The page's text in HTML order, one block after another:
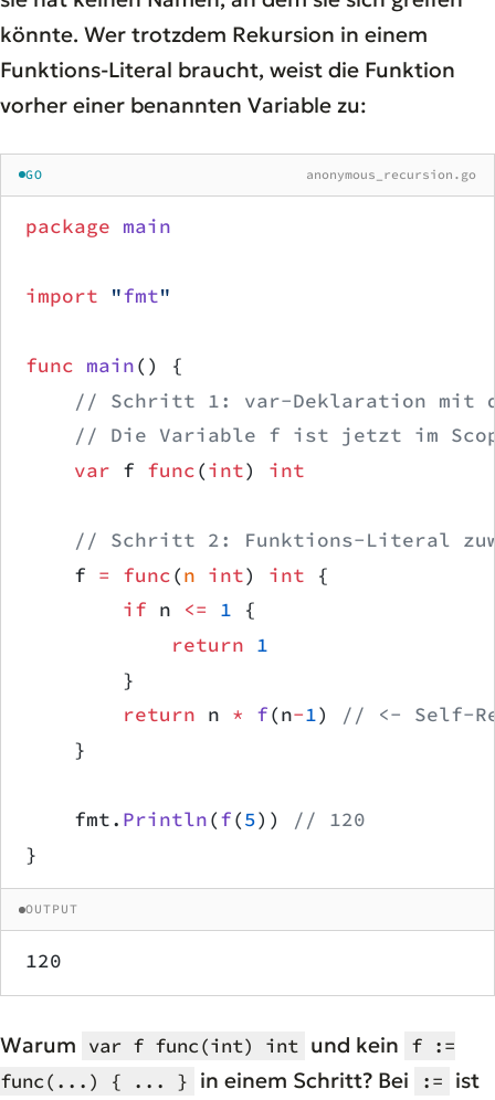
könnte. Wer trotzdem Rekursion in einem
Funktions-Literal braucht, weist die Funktion
vorher einer benannten Variable zu:
GO anonymous_recursion.go
package main
import "fmt"
func main() {
// Schritt 1: var-Deklaration mit
// Die Variable f ist jetzt im
    var
f func(int) int
// Schritt 2: Funktions-Literal
    f
= func(n int) int {
        if
n <= 1 {
            return
1
        }
        return
n * f(n-1)
// <- Self-
    }
    fmt.
Println(f(5))
// 120
}
OUTPUT
120
Warum var f func(int) int und kein f :=
func(...) { ... } in einem Schritt? Bei := ist